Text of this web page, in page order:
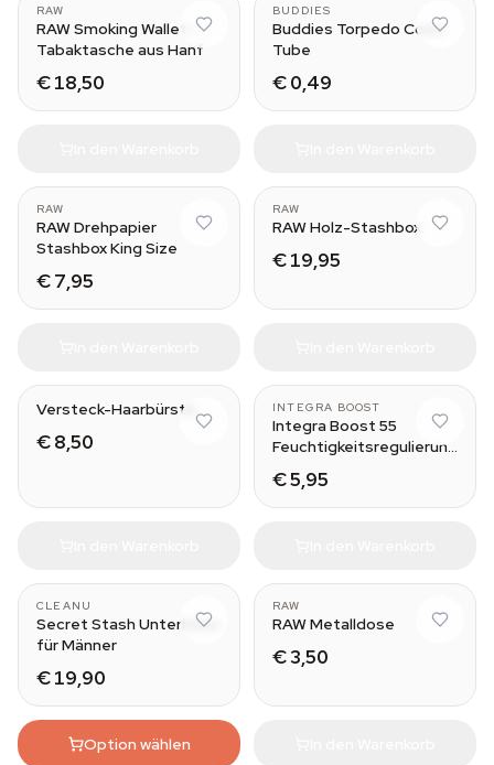
RAW
RAW Smoking Wallet –
Tabaktasche aus Hanf
€ 18,50
BUDDIES
Buddies Torpedo Cone
Tube
€ 0,49
RAW
RAW Drehpapier
Stashbox King Size
€ 7,95
RAW
RAW Holz-Stashbox
€ 19,95
Versteck-Haarbürste
€ 8,50
INTEGRA BOOST
Integra Boost 55
Feuchtigkeitsregulierung
€ 5,95
CLEANU
Secret Stash Unterhose
für Männer
€ 19,90
Option wählen
RAW
RAW Metalldose
€ 3,50